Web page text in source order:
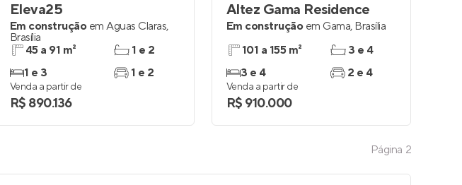
Página 2
Eleva25
Em construção em Águas Claras,
Brasília
45 a 91 m²
1 e 3
1 e 2
1 e 2
Venda a partir de
R$ 890.136
Altez Gama Residence
Em construção em Gama, Brasília
101 a 155 m²
3 e 4
3 e 4
2 e 4
Venda a partir de
R$ 910.000